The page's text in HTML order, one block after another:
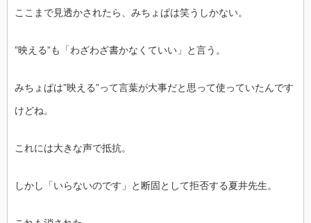
ここまで見透かされたら、みちょぱは笑うしかない。
”映える”も「わざわざ書かなくていい」と言う。
みちょぱは”映える”って言葉が大事だと思って使っていたんです
けどね。
これには大きな声で抵抗。
しかし「いらないのです」と断固として拒否する夏井先生。